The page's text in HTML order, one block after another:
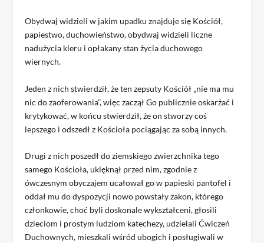
Obydwaj widzieli w jakim upadku znajduje się Kościół,
papiestwo, duchowieństwo, obydwaj widzieli liczne
nadużycia kleru i opłakany stan życia duchowego
wiernych.
Jeden z nich stwierdził, że ten zepsuty Kościół „nie ma mu
nic do zaoferowania”, więc zaczął Go publicznie oskarżać i
krytykować, w końcu stwierdził, że on stworzy coś
lepszego i odszedł z Kościoła pociągając za sobą innych.
Drugi z nich poszedł do ziemskiego zwierzchnika tego
samego Kościoła, uklęknął przed nim, zgodnie z
ówczesnym obyczajem ucałował go w papieski pantofel i
oddał mu do dyspozycji nowo powstały zakon, którego
członkowie, choć byli doskonale wykształceni, głosili
dzieciom i prostym ludziom katechezy, udzielali Ćwiczeń
Duchownych, mieszkali wśród ubogich i posługiwali w